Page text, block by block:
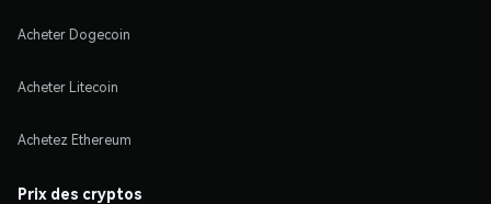
Acheter Dogecoin
Acheter Litecoin
Achetez Ethereum
Prix des cryptos